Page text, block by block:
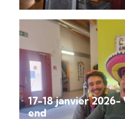
17-18 janvier
end